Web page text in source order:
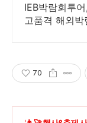
IEB박람회투
고품격 해외
70